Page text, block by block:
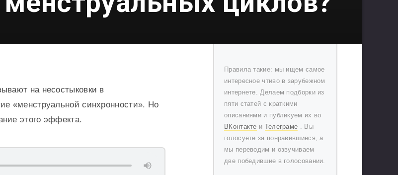
на несостыковки в
«менструальной синхронности». Но
этого эффекта.
Правила такие: мы ищем самое
интересное чтиво в зарубежном
интернете. Делаем подборки из
пяти статей с краткими
описаниями и публикуем их во
ВКонтакте и Телеграме . Вы
голосуете за понравившиеся, а
мы переводим и озвучиваем
две победившие в голосовании.